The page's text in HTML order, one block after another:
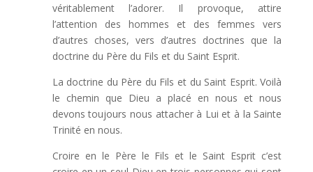
véritablement l’adorer. Il provoque, attire
l’attention des hommes et des femmes vers
d’autres choses, vers d’autres doctrines que la
doctrine du Père du Fils et du Saint Esprit.
La doctrine du Père du Fils et du Saint Esprit. Voilà
le chemin que Dieu a placé en nous et nous
devons toujours nous attacher à Lui et à la Sainte
Trinité en nous.
Croire en le Père le Fils et le Saint Esprit c’est